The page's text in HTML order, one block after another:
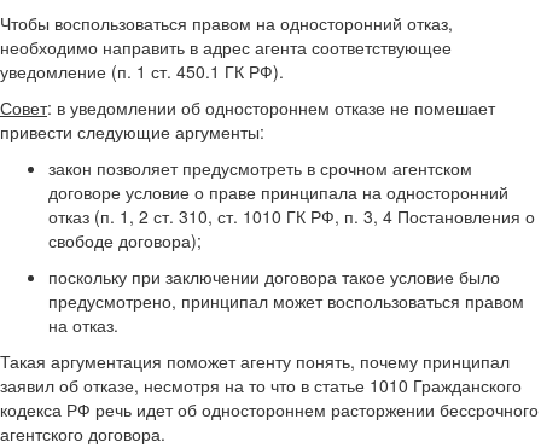
Чтобы воспользоваться правом на односторонний отказ,
необходимо направить в адрес агента соответствующее
уведомление (п. 1 ст. 450.1 ГК РФ).
Совет: в уведомлении об одностороннем отказе не помешает
привести следующие аргументы:
закон позволяет предусмотреть в срочном агентском
договоре условие о праве принципала на односторонний
отказ (п. 1, 2 ст. 310, ст. 1010 ГК РФ, п. 3, 4 Постановления о
свободе договора);
поскольку при заключении договора такое условие было
предусмотрено, принципал может воспользоваться правом
на отказ.
Такая аргументация поможет агенту понять, почему принципал
заявил об отказе, несмотря на то что в статье 1010 Гражданского
кодекса РФ речь идет об одностороннем расторжении бессрочного
агентского договора.